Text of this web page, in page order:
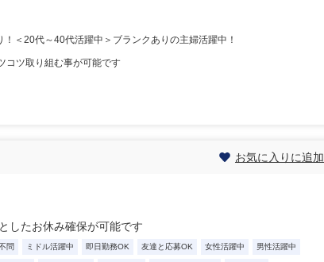
＜20代～40代活躍中＞ブランクありの主婦活躍中！
コツ取り組む事が可能です
お気に入りに追加
したお休み確保が可能です
問 ミドル活躍中 即日勤務OK 友達と応募OK 女性活躍中 男性活躍中